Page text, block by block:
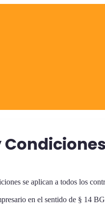
se aplican a todos los
en el sentido de § 14